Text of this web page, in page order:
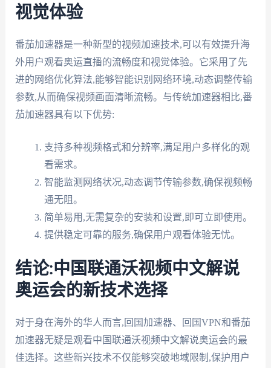
视觉体验
番茄加速器是一种新型的视频加速技术,可以有效提升海
外用户观看奥运直播的流畅度和视觉体验。它采用了先
进的网络优化算法,能够智能识别网络环境,动态调整传输
参数,从而确保视频画面清晰流畅。与传统加速器相比,番
茄加速器具有以下优势:
支持多种视频格式和分辨率,满足用户多样化的观
看需求。
智能监测网络状况,动态调节传输参数,确保视频畅
通无阻。
简单易用,无需复杂的安装和设置,即可立即使用。
提供稳定可靠的服务,确保用户观看体验无忧。
结论:中国联通沃视频中文解说
奥运会的新技术选择
对于身在海外的华人而言,回国加速器、回国VPN和番茄
加速器无疑是观看中国联通沃视频中文解说奥运会的最
佳选择。这些新兴技术不仅能够突破地域限制,保护用户